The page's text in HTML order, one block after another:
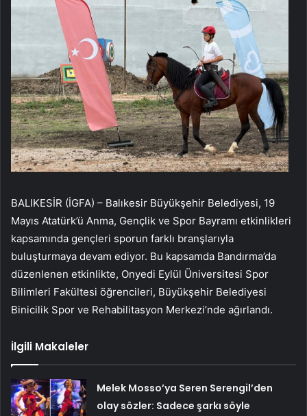
BALIKESİR (İGFA) – Balıkesir Büyükşehir Belediyesi, 19
Mayıs Atatürk’ü Anma, Gençlik ve Spor Bayramı etkinlikleri
kapsamında gençleri sporun farklı branşlarıyla
buluşturmaya devam ediyor. Bu kapsamda Bandırma’da
düzenlenen etkinlikte, Onyedi Eylül Üniversitesi Spor
Bilimleri Fakültesi öğrencileri, Büyükşehir Belediyesi
Binicilik Spor ve Rehabilitasyon Merkezi’nde ağırlandı.
İlgili Makaleler
Melek Mosso’ya Seren Serengil’den
olay sözler: Sadece şarkı söyle